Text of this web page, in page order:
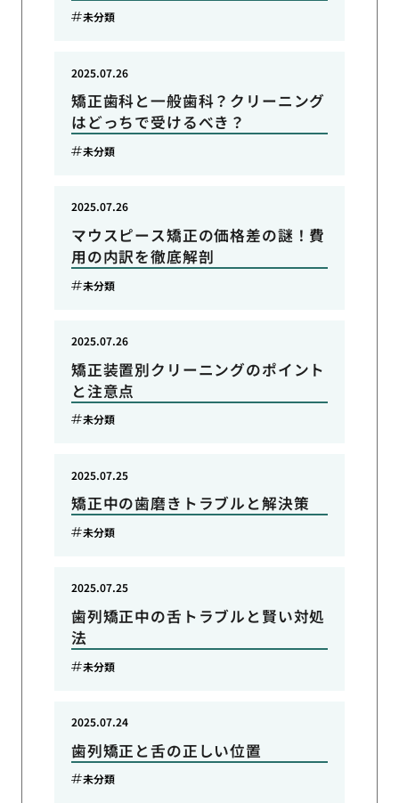
未分類
矯正歯科と一般歯科？クリーニング
はどっちで受けるべき？
2025.07.26
未分類
マウスピース矯正の価格差の謎！費
用の内訳を徹底解剖
2025.07.26
未分類
矯正装置別クリーニングのポイント
と注意点
2025.07.26
未分類
矯正中の歯磨きトラブルと解決策
2025.07.25
未分類
歯列矯正中の舌トラブルと賢い対処
法
2025.07.25
未分類
歯列矯正と舌の正しい位置
2025.07.24
未分類